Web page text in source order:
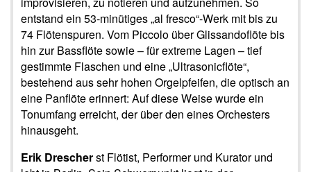
entstand ein 53-minütiges „al fresco“-Werk mit bis zu
74 Flötenspuren. Vom Piccolo über Glissandoflöte bis
hin zur Bassflöte sowie – für extreme Lagen – tief
gestimmte Flaschen und eine „Ultrasonicflöte“,
bestehend aus sehr hohen Orgelpfeifen, die optisch an
eine Panflöte erinnert: Auf diese Weise wurde ein
Tonumfang erreicht, der über den eines Orchesters
hinausgeht.
Erik Drescherst Flötist, Performer und Kurator und